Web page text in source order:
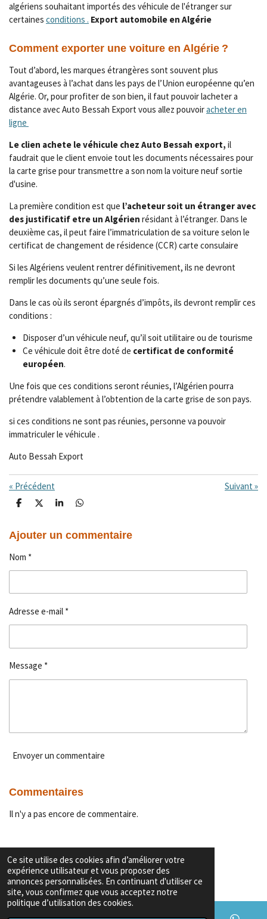
Ce site utilise des cookies afin d’améliorer votre
expérience utilisateur et vous proposer des
annonces personnalisées. En continuant d'utiliser ce
site, vous confirmez que vous acceptez notre
politique d’utilisation des cookies.
algériens souhaitant importés des véhicule de l'étranger sur
certaines conditions . Export automobile en Algérie
Comment exporter une voiture en Algérie ?
Tout d’abord, les marques étrangères sont souvent plus
avantageuses à l’achat dans les pays de l’Union européenne qu’en
Algérie. Or, pour profiter de son bien, il faut pouvoir lacheter a
distance avec Auto Bessah Export vous allez pouvoiracheter en
ligne
Le clien achete le véhicule chez Auto Bessah export, il
faudrait que le client envoie tout les documents nécessaires pour
la carte grise pour transmettre a son nom la voiture neuf sortie
d'usine.
La première condition est que l’acheteur soit un étranger avec
des justificatif etre un Algérien résidant à l’étranger. Dans le
deuxième cas, il peut faire l’immatriculation de sa voiture selon le
certificat de changement de résidence (CCR) carte consulaire
Si les Algériens veulent rentrer définitivement, ils ne devront
remplir les documents qu’une seule fois.
Dans le cas où ils seront épargnés d’impôts, ils devront remplir ces
conditions :
Disposer d’un véhicule neuf, qu’il soit utilitaire ou de tourisme
Ce véhicule doit être doté de certificat de conformité
européen.
Une fois que ces conditions seront réunies, l’Algérien pourra
prétendre valablement à l’obtention de la carte grise de son pays.
si ces conditions ne sont pas réunies, personne va pouvoir
immatriculer le véhicule .
Auto Bessah Export
« Précédent Suivant »
P
t
a
e
r
P
t
a
r
P
t
a
r
P
t
a
r
Ajouter un commentaire
Nom *
Adresse e-mail *
Message *
Envoyer un commentaire
Commentaires
Il n'y a pas encore de commentaire.
Garanties & Conditions
Copyright© 2026 Export voiture algerie